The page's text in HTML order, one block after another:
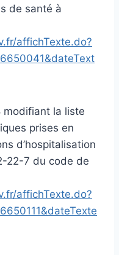
de santé à
affichTexte.do?
modifiant la liste
prises en
d’hospitalisation
22-7 du code de
affichTexte.do?